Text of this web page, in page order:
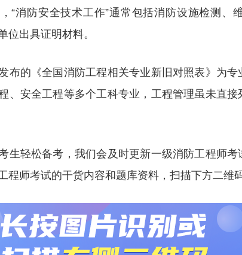
“消防安全技术工作”通常包括消防设施检测、
位出具证明材料。
布的《全国消防工程相关专业新旧对照表》为
、安全工程等多个工科专业，工程管理虽未直
生轻松备考，我们会及时更新一级消防工程师
程师考试的干货内容和题库资料，扫描下方二维